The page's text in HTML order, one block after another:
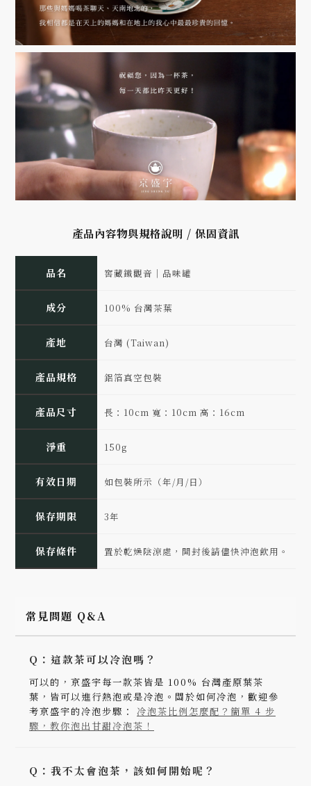
產品內容物與規格說明 / 保固資訊
品名 窖藏鐵觀音｜品味罐
成分 100% 台灣茶葉
產地 台灣 (Taiwan)
產品規格 鋁箔真空包裝
產品尺寸 長：10cm 寬：10cm 高：16cm
淨重 150g
有效日期 如包裝所示（年/月/日）
保存期限 3年
保存條件 置於乾燥陰涼處，開封後請儘快沖泡飲用。
常見問題 Q&A
Q：這款茶可以冷泡嗎？
可以的，京盛宇每一款茶皆是 100% 台灣產原葉茶
葉，皆可以進行熱泡或是冷泡。關於如何冷泡，歡迎參
考京盛宇的冷泡步驟： 冷泡茶比例怎麼配？簡單 4 步
驟，教你泡出甘甜冷泡茶！
Q：我不太會泡茶，該如何開始呢？